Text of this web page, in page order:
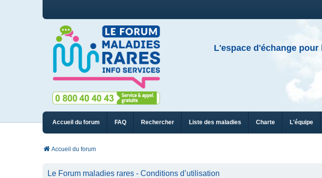
L'espace d'échange
Accueil du forum FAQ Rechercher Liste des maladies Charte L'équipe
Accueil du forum
Le Forum maladies rares - Conditions d’utilisation